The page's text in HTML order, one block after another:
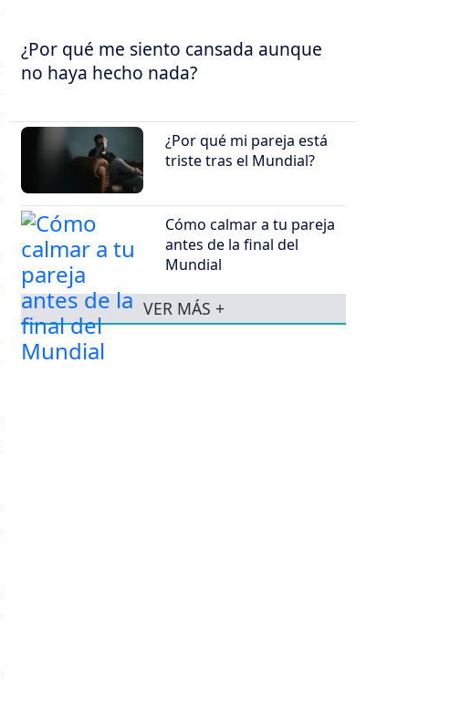
¿Por qué me siento cansada aunque
no haya hecho nada?
¿Por qué mi pareja está
triste tras el Mundial?
Cómo calmar a tu pareja
antes de la final del
Mundial
VER MÁS +